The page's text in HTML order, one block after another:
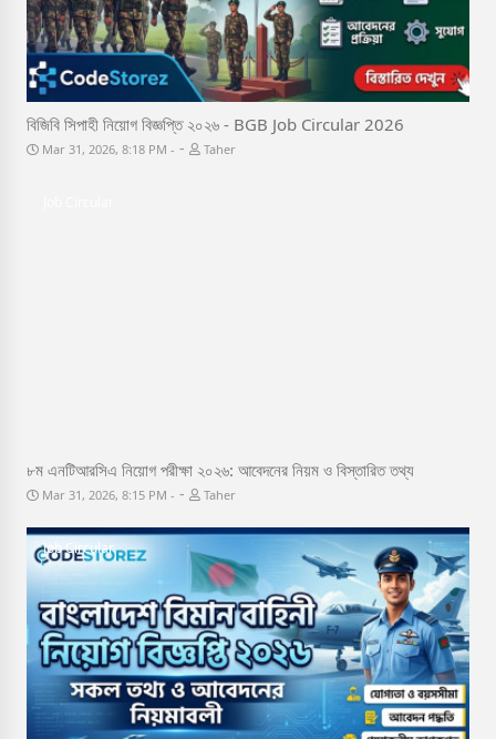
বিজিবি সিপাহী নিয়োগ বিজ্ঞপ্তি ২০২৬ - BGB Job Circular 2026
Mar 31, 2026, 8:18 PM - Taher
৮ম এনটিআরসিএ নিয়োগ পরীক্ষা ২০২৬: আবেদনের নিয়ম ও বিস্তারিত তথ্য
Mar 31, 2026, 8:15 PM - Taher
Job Circular